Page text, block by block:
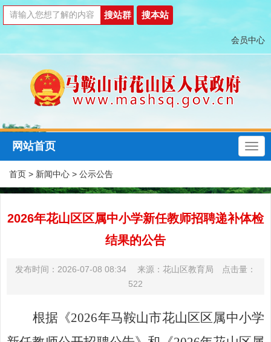
会员中心
网站首页
首页 > 新闻中心 > 公示公告
2026年花山区区属中小学新任教师招聘递补体检
结果的公告
发布时间：2026-07-08 08:34 来源：花山区教育局 点击量：
522
根据《2026年马鞍山市花山区区属中小学